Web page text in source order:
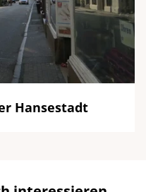
Hansestadt